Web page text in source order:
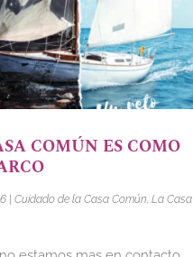
COMÚN ES COMO
|Cuidado de la Casa Común ,La Casa